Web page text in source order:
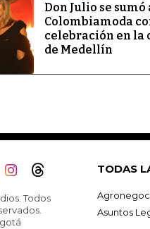
Don Julio se sumó
Colombiamoda
celebración en la
de Medellín
Todos
TODAS
Asuntos